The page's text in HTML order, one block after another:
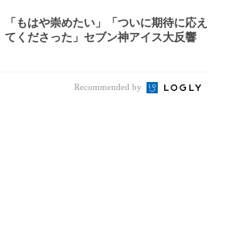
「もはや崇めたい」「ついに期待に応え
てくださった」セブン神アイス大反響
Recommended by